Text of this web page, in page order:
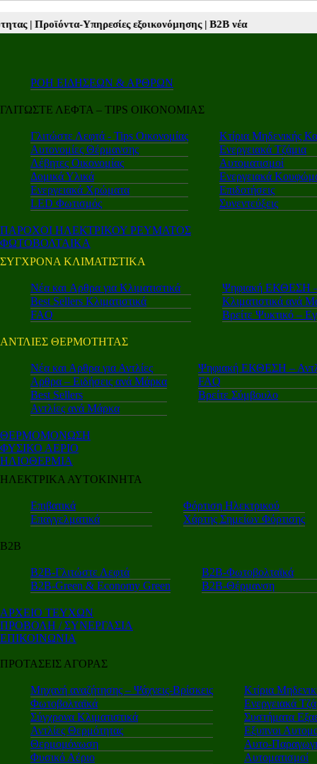
|Β2Β νέα |Autotriti.gr |Mototriti.gr |Electro.triti |
ΡΟΗ ΕΙΔΗΣΕΩΝ & ΑΡΘΡΩΝ
ΓΛΙΤΩΣΤΕ ΛΕΦΤΑ – TIPS ΟΙΚΟΝΟΜΙΑΣ
Γλιτώστε Λεφτά - Tips Οικονομίας
Αυτονομίες Θέρμανσης
Λέβητες Οικονομίας
Δομικά Υλικά
Ενεργειακά Χρώματα
LED Φωτισμός
Κτίρια Μηδενικής
Ενεργειακά Τζάμια
Αυτοματισμοί
Ενεργειακά
Επιδοτήσεις
Συνεντεύξεις
ΠΑΡΟΧΟΙ ΗΛΕΚΤΡΙΚΟΥ ΡΕΥΜΑΤΟΣ
ΦΩΤΟΒΟΛΤΑΙΚΑ
ΣΥΓΧΡΟΝΑ ΚΛΙΜΑΤΙΣΤΙΚΑ
Νέα και Aρθρα για Κλιματιστικά
Best Sellers Κλιματιστικά
FAQ
Ψηφιακή ΕΚΘΕΣΗ –
Κλιματιστικά ανά
Βρείτε Ψυκτικό –
ΑΝΤΛΙΕΣ ΘΕΡΜΟΤΗΤΑΣ
Nέα και Αρθρα για Αντλίες
Αρθρα – Ειδήσεις ανά Μάρκα
Best Sellers
Αντλίες ανά Μάρκα
Ψηφιακή ΕΚΘΕΣΗ –
FAQ
Βρείτε Σύμβουλο
ΘΕΡΜΟΜΟΝΩΣΗ
ΦΥΣΙΚΟ ΑΕΡΙΟ
ΗΛΙΟΘΕΡΜΙΑ
ΗΛΕΚΤΡΙΚΑ ΑΥΤΟΚΙΝΗΤΑ
Επιβατικά
Επαγγελματικά
Φόρτιση Ηλεκτρικού
Χάρτης Σημείων Φόρτισης
Β2Β
Β2Β-Γλιτώστε Λεφτά
Β2Β-Green & Economy Green
Β2Β-Φωτοβολταϊκά
Β2Β-Θέρμανση
ΑΡΧΕΙΟ ΤΕΥΧΩΝ
ΠΡΟΒΟΛΗ / ΣΥΝΕΡΓΑΣΙΑ
ΕΠΙΚΟΙΝΩΝΙΑ
ΠΡΟΤΑΣΕΙΣ ΑΓΟΡΑΣ
Μηχανή αναζήτησης – Ψάχνεις-Βρίσκεις
Φωτοβολταϊκά
Σύγχρονα Κλιματιστικά
Αντλίες Θερμότητας
Θερμομόνωση
Φυσικό Αέριο
Κτίρια
Ενεργειακά
Συστήματα
Εξυπνοι
Αυτο-
Αυτοματισμοί